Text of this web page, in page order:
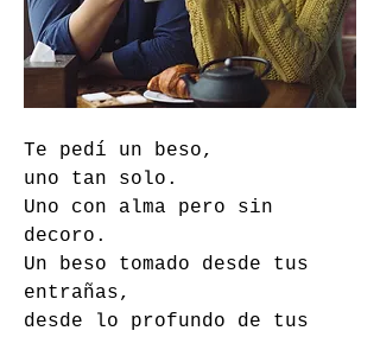
Te pedí un beso,
uno tan solo.
Uno con alma pero sin
decoro.
Un beso tomado desde tus
entrañas,
desde lo profundo de tus